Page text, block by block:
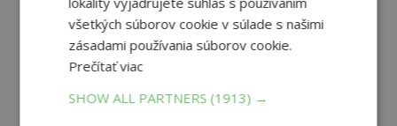
PRIDAŤ RECENZIU
všetkých súborov cookie v súlade s našimi
zásadami používania súborov cookie.
Prečítať viac
SHOW ALL PARTNERS (1913) →